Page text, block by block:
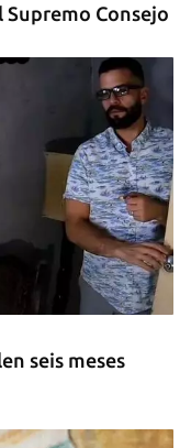
Consejo
seis meses